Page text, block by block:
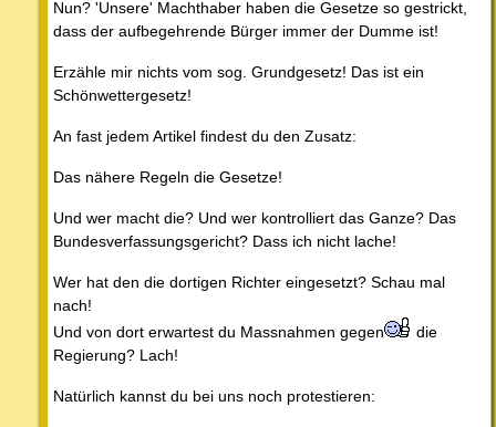
Nun? 'Unsere' Machthaber haben die Gesetze so gestrickt,
dass der aufbegehrende Bürger immer der Dumme ist!
Erzähle mir nichts vom sog. Grundgesetz! Das ist ein
Schönwettergesetz!
An fast jedem Artikel findest du den Zusatz:
Das nähere Regeln die Gesetze!
Und wer macht die? Und wer kontrolliert das Ganze? Das
Bundesverfassungsgericht? Dass ich nicht lache!
Wer hat den die dortigen Richter eingesetzt? Schau mal
nach!
Und von dort erwartest du Massnahmen gegen
die
Regierung? Lach!
Natürlich kannst du bei uns noch protestieren: